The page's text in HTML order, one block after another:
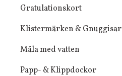
Gratulationskort
Klistermärken & Gnuggisar
Måla med vatten
Papp- & Klippdockor